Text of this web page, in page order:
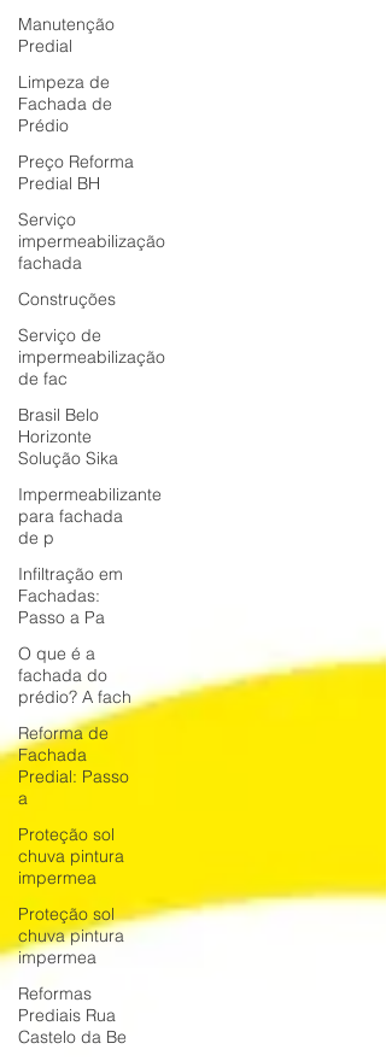
Manutenção
Predial
Limpeza de
Fachada de
Prédio
Preço Reforma
Predial BH
Serviço
impermeabilização
fachada
Construções
Serviço de
impermeabilização
de fac
Brasil Belo
Horizonte
Solução Sika
Impermeabilizante
para fachada
de p
Infiltração em
Fachadas:
Passo a Pa
O que é a
fachada do
prédio? A fach
Reforma de
Fachada
Predial: Passo
a
Proteção sol
chuva pintura
impermea
Proteção sol
chuva pintura
impermea
Reformas
Prediais Rua
Castelo da Be